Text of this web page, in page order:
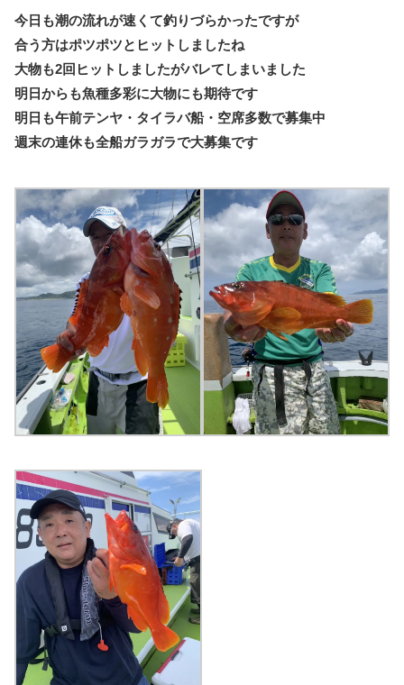
今日も潮の流れが速くて釣りづらかったですが
合う方はポツポツとヒットしましたね
大物も2回ヒットしましたがバレてしまいました
明日からも魚種多彩に大物にも期待です
明日も午前テンヤ・タイラバ船・空席多数で募集中
週末の連休も全船ガラガラで大募集です